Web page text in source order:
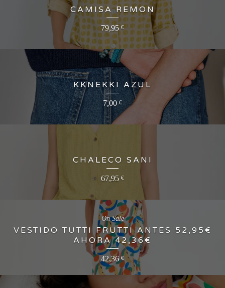
CAMISA REMON
79,95€
KKNEKKI AZUL
7,00€
CHALECO SANI
67,95 €
VESTIDO TUTTI FRUTTI ANTES 52,95€
AHORA 42,36€
42,36€
On Sale